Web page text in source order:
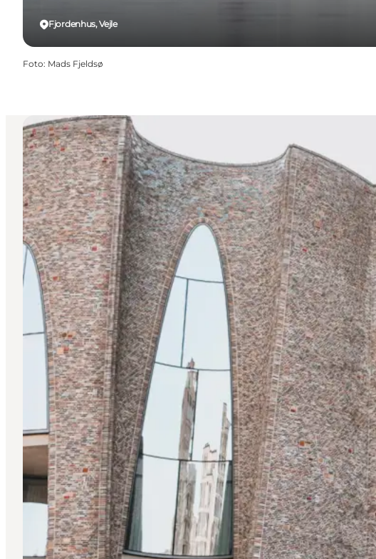
Fjordenhus, Vejle
Foto: Mads Fjeldsø